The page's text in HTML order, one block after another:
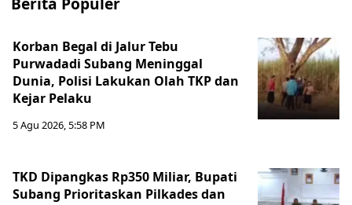
Korban Begal di Jalur Tebu
Purwadadi Subang Meninggal
Dunia, Polisi Lakukan Olah TKP dan
Kejar Pelaku
5 Agu 2026, 5:58 PM
TKD Dipangkas Rp350 Miliar, Bupati
Subang Prioritaskan Pilkades dan